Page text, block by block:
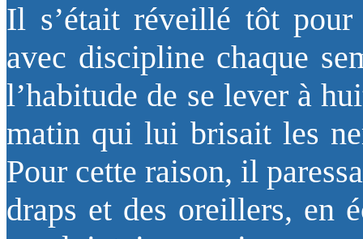
Il s’était réveillé tôt
avec discipline chaque
l’habitude de se lever à
matin qui lui brisait les
Pour cette raison, il
draps et des oreillers, en